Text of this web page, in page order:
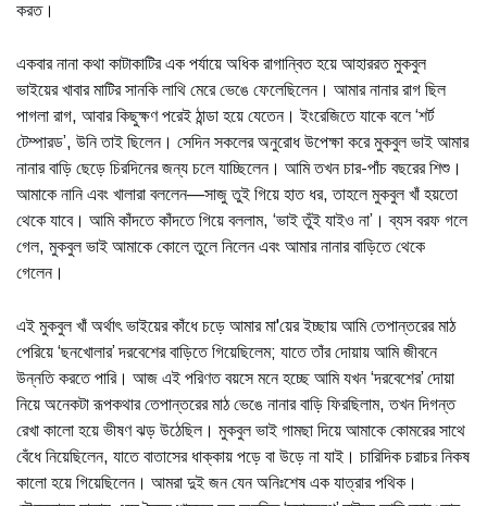
করত।
একবার নানা কথা কাটাকাটির এক পর্যায়ে অধিক রাগান্বিত হয়ে আহাররত মুকবুল
ভাইয়ের খাবার মাটির সানকি লাথি মেরে ভেঙে ফেলেছিলেন। আমার নানার রাগ ছিল
পাগলা রাগ, আবার কিছুক্ষণ পরেই ঠান্ডা হয়ে যেতেন। ইংরেজিতে যাকে বলে ‘শর্ট
টেম্পারড’, উনি তাই ছিলেন। সেদিন সকলের অনুরোধ উপেক্ষা করে মুকবুল ভাই আমার
নানার বাড়ি ছেড়ে চিরদিনের জন্য চলে যাচ্ছিলেন। আমি তখন চার-পাঁচ বছরের শিশু।
আমাকে নানি এবং খালারা বললেন—সাজু তুই গিয়ে হাত ধর, তাহলে মুকবুল খাঁ হয়তো
থেকে যাবে। আমি কাঁদতে কাঁদতে গিয়ে বললাম, ‘ভাই তুঁই যাইও না’। ব্যস বরফ গলে
গেল, মুকবুল ভাই আমাকে কোলে তুলে নিলেন এবং আমার নানার বাড়িতে থেকে
গেলেন।
এই মুকবুল খাঁ অর্থাৎ ভাইয়ের কাঁধে চড়ে আমার মা'য়ের ইচ্ছায় আমি তেপান্তরের মাঠ
পেরিয়ে ‘ছনখোলার’ দরবেশের বাড়িতে গিয়েছিলেম; যাতে তাঁর দোয়ায় আমি জীবনে
উন্নতি করতে পারি। আজ এই পরিণত বয়সে মনে হচ্ছে আমি যখন ‘দরবেশের’ দোয়া
নিয়ে অনেকটা রূপকথার তেপান্তরের মাঠ ভেঙে নানার বাড়ি ফিরছিলাম, তখন দিগন্ত
রেখা কালো হয়ে ভীষণ ঝড় উঠেছিল। মুকবুল ভাই গামছা দিয়ে আমাকে কোমরের সাথে
বেঁধে নিয়েছিলেন, যাতে বাতাসের ধাক্কায় পড়ে বা উড়ে না যাই। চারিদিক চরাচর নিকষ
কালো হয়ে গিয়েছিলেন। আমরা দুই জন যেন অনিঃশেষ এক যাত্রার পথিক।